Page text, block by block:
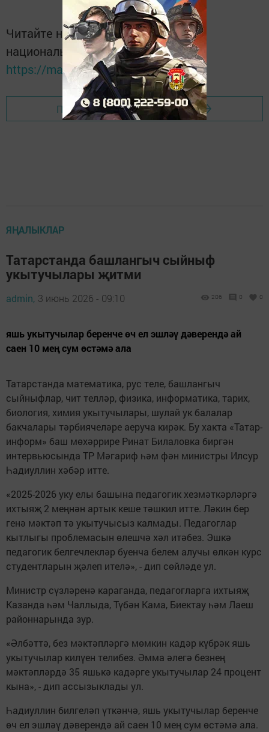
Читайте новости Татарстана в
национальном мессенджере MАХ:
https://max.ru/tatmedia
Перейти на страницу новости
ЯҢАЛЫКЛАР
Татарстанда башлангыч сыйныф
укытучылары җитми
admin, 3 июнь 2026 - 09:10 206 0 0
яшь укытучылар беренче өч ел эшләү дәверендә ай
саен 10 мең сум өстәмә ала
Татарстанда математика, рус теле, башлангыч
сыйныфлар, чит телләр, физика, информатика, тарих,
биология, химия укытучылары, шулай ук балалар
бакчалары тәрбиячеләре аеруча кирәк. Бу хакта «Татар-
информ» баш мөхәррире Ринат Билаловка биргән
интервьюсында ТР Мәгариф һәм фән министры Илсур
Һадиуллин хәбәр итте.
«2025-2026 уку елы башына педагогик хезмәткәрләргә
ихтыяҗ 2 меңнән артык кеше тәшкил итте. Ләкин бер
генә мәктәп тә укытучысыз калмады. Педагоглар
кытлыгы проблемасын өлешчә хәл итәбез. Эшкә
педагогик белгечлекләр буенча белем алучы өлкән курс
студентларын җәлеп ителә», - дип сөйләде ул.
Министр сүзләренә караганда, педагогларга ихтыяҗ
Казанда һәм Чаллыда, Түбән Кама, Биектау һәм Лаеш
районнарында зур.
«Әлбәттә, без мәктәпләргә мөмкин кадәр күбрәк яшь
укытучылар килүен телибез. Әмма әлегә безнең
мәктәпләрдә 35 яшькә кадәрге укытучылар 24 процент
кына», - дип ассызыклады ул.
Һадиуллин билгеләп үткәнчә, яшь укытучылар беренче
өч ел эшләү дәверендә ай саен 10 мең сум өстәмә ала.